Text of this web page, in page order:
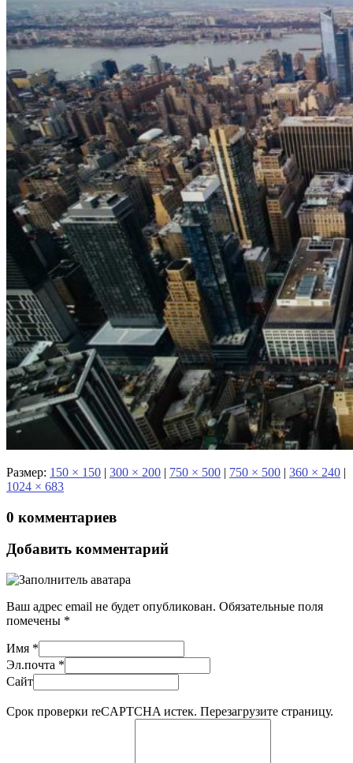
Размер: 150 × 150 | 300 × 200 | 750 × 500 | 750 × 500 | 360 × 240 |
1024 × 683
0 комментариев
Добавить комментарий
Ваш адрес email не будет опубликован. Обязательные поля
помечены *
Имя *
Эл.почта *
Сайт
Срок проверки reCAPTCHA истек. Перезагрузите страницу.